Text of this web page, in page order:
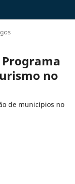
Programa
no
de municípios no